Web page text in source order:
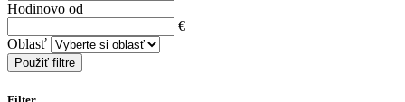
Hodinovo od
€
Oblasť
Použiť filtre